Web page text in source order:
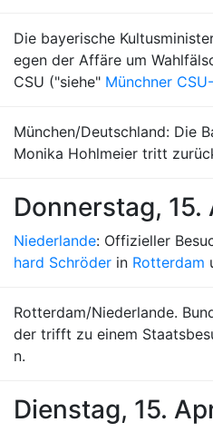
Die bayerische
egen der Affäre um
CSU ("siehe" Münchner
München/Deutschland: Die
Monika Hohlmeier tritt
Donnerstag,
Niederlande: Offizieller
hard Schröder in Rotterdam
Rotterdam/Niederlande.
der trifft zu einem
n.
Dienstag, 15.